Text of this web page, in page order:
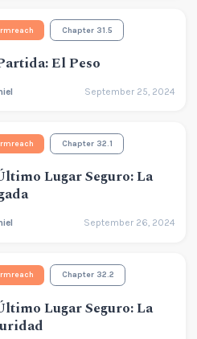
Chapter 31.5
El Peso
September 25, 2024
Chapter 32.1
Lugar Seguro: La
September 26, 2024
Chapter 32.2
Lugar Seguro: La